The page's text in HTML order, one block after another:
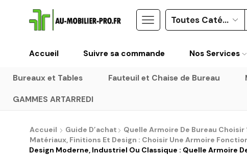
Accueil Suivre sa commande Nos Services
Bureaux et Tables Fauteuil et Chaise de Bureau
GAMMES ARTARREDI
Accueil Guide D’achat
Quelle Armoire De Bureau
Matériaux, Finitions Et Design : Choisir Une Armoire
Design Moderne, Industriel Ou Classique : Quelle Armoire